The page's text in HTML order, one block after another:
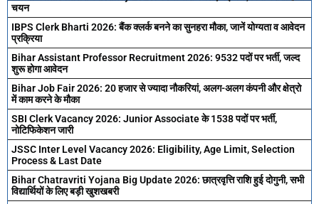
चयन
IBPS Clerk Bharti 2026: बैंक क्लर्क बनने का सुनहरा मौका, जानें योग्यता व आवेदन
प्रक्रिया
Bihar Assistant Professor Recruitment 2026: 9532 पदों पर भर्ती, जल्द
शुरू होगा आवेदन
Bihar Job Fair 2026: 20 हजार से ज्यादा नौकरियां, अलग-अलग कंपनी और क्षेत्रो
में काम करने के मौका
SBI Clerk Vacancy 2026: Junior Associate के 1538 पदों पर भर्ती,
नोटिफिकेशन जारी
JSSC Inter Level Vacancy 2026: Eligibility, Age Limit, Selection
Process & Last Date
Bihar Chatravriti Yojana Big Update 2026: छात्रवृत्ति राशि हुई दोगुनी, सभी
विद्यार्थियों के लिए बड़ी खुशखबरी